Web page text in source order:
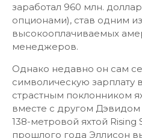
заработал 960 млн.
опционами), став одним
высокооплачиваемых
менеджеров.
Однако недавно он сам
символическую зарплату
страстным поклонником
вместе с другом
138-метровой яхтой
прошлого года Эллисон